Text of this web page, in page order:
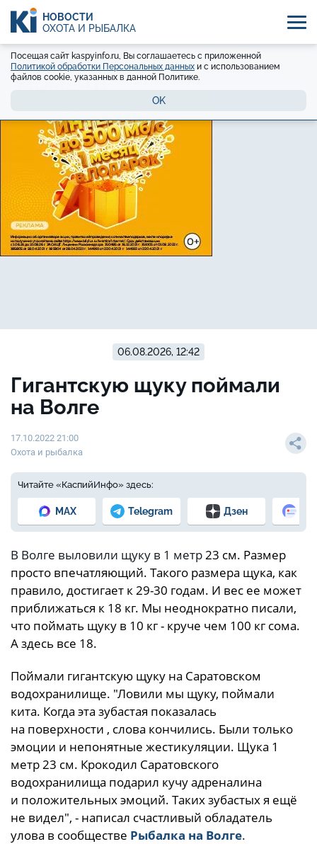
НОВОСТИ
ОХОТА И РЫБАЛКА
Посещая сайт kaspyinfo.ru, Вы соглашаетесь с приложенной
Политикой обработки Персональных данных и с использованием
файлов cookie, указанных в данной Политике.
OK
06.08.2026, 12:42
Гигантскую щуку поймали
на Волге
17.10.2022 21:00
Охота и рыбалка
Читайте «КаспийИнфо» здесь:
MAX Telegram Дзен
В Волге выловили щуку в 1 метр23 см. Размер
просто впечатляющий. Такого размера щука, как
правило, достигает к 29-30 годам. И вес ее может
приближаться к 18 кг. Мы неоднократно писали,
что поймать щуку в 10 кг - круче чем 100 кг сома.
А здесь все 18.
Поймали гигантскую щуку на Саратовском
водохранилище. "Ловили мы щуку, поймали
кита. Когда эта зубастая показалась
на поверхности , слова кончились. Были только
эмоции и непонятные жестикуляции. Щука 1
метр 23 см. Крокодил Саратовского
водохранилища подарил кучу адреналина
и положительных эмоций. Таких зубастых я ещё
не видел", - написал счастливый обладатель
улова в сообществе Рыбалка на Волге.